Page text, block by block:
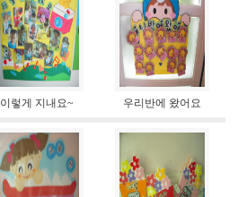
이렇게 지내요~ 우리반에 왔어요